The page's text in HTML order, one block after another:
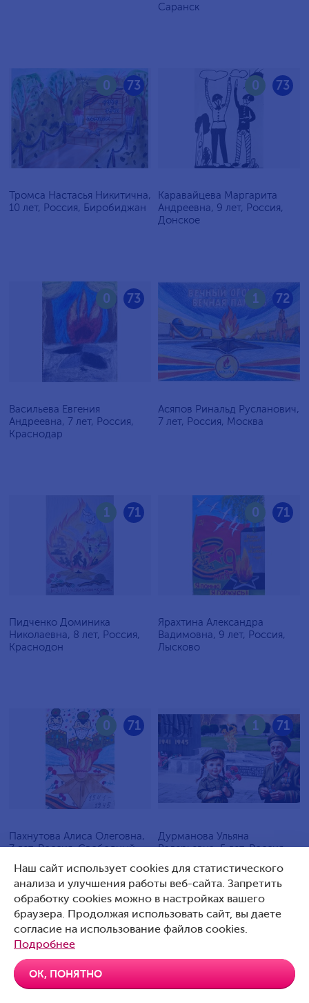
Саранск
73
0
Тромса Настасья Никитична,
10 лет, Россия, Биробиджан
73
0
Каравайцева Маргарита
Андреевна, 9 лет, Россия,
Донское
73
0
Васильева Евгения
Андреевна, 7 лет, Россия,
Краснодар
72
1
Асяпов Ринальд Русланович,
7 лет, Россия, Москва
71
1
Пидченко Доминика
Николаевна, 8 лет, Россия,
Краснодон
71
0
Ярахтина Александра
Вадимовна, 9 лет, Россия,
Лысково
71
0
Пахнутова Алиса Олеговна,
7 лет, Россия, Свободный
71
1
Дурманова Ульяна
Валерьевна, 5 лет, Россия,
Наш сайт использует cookies для статистического
анализа и улучшения работы веб-сайта. Запретить
обработку cookies можно в настройках вашего
браузера. Продолжая использовать сайт, вы даете
согласие на использование файлов cookies.
Подробнее
ОК, ПОНЯТНО